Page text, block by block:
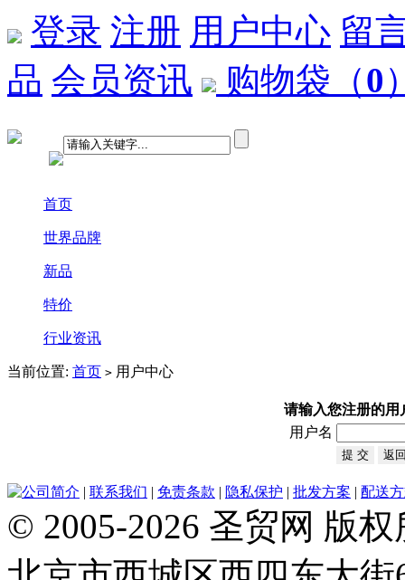
登录 注册 用户中心 留
品 会员资讯 购物袋 （0
首页
世界品牌
新品
特价
行业资讯
当前位置: 首页 > 用户中心
请输入您注册的用
用户名
公司简介 | 联系我们 | 免责条款 | 隐私保护 | 批发方案 | 配送
© 2005-2026 圣贸网 版